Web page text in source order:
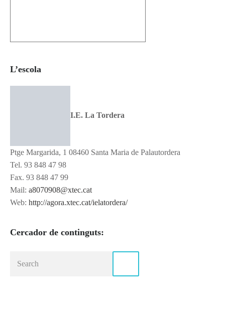
L’escola
I.E. La Tordera
Ptge Margarida, 1 08460 Santa Maria de Palautordera
Tel. 93 848 47 98
Fax. 93 848 47 99
Mail: a8070908@xtec.cat
Web: http://agora.xtec.cat/ielatordera/
Cercador de continguts: